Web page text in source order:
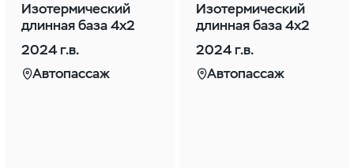
Изотермический
длинная база 4х2
2024 г.в.
Автопассаж
Изотермический
длинная база 4х2
2024 г.в.
Автопассаж